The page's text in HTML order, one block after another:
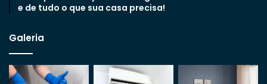
e de tudo o que sua casa precisa!
Galeria